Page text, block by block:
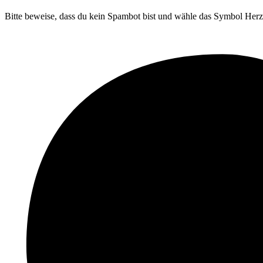
Bitte beweise, dass du kein Spambot bist und wähle das Symbol Herz